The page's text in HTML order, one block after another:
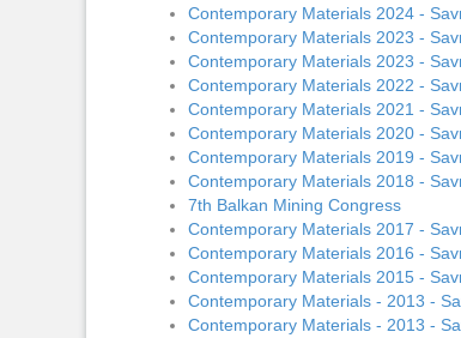
Contemporary Materials 2024 -
Contemporary Materials 2023 -
Contemporary Materials 2023 -
Contemporary Materials 2022 -
Contemporary Materials 2021 -
Contemporary Materials 2020 -
Contemporary Materials 2019 -
Contemporary Materials 2018 -
7th Balkan Mining Congress
Contemporary Materials 2017 -
Contemporary Materials 2016 -
Contemporary Materials 2015 -
Contemporary Materials - 2013 -
Contemporary Materials - 2013 -